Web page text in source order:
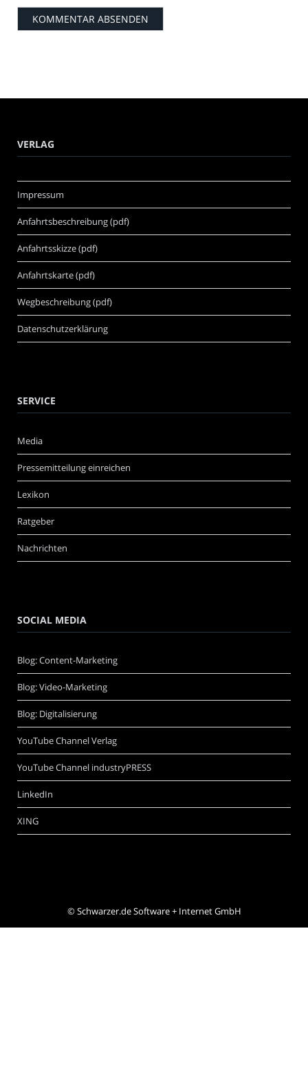
VERLAG
Impressum
Anfahrtsbeschreibung (pdf)
Anfahrtsskizze (pdf)
Anfahrtskarte (pdf)
Wegbeschreibung (pdf)
Datenschutzerklärung
SERVICE
Media
Pressemitteilung einreichen
Lexikon
Ratgeber
Nachrichten
SOCIAL MEDIA
Blog: Content-Marketing
Blog: Video-Marketing
Blog: Digitalisierung
YouTube Channel Verlag
YouTube Channel industryPRESS
LinkedIn
XING
©Schwarzer.de Software + Internet GmbH